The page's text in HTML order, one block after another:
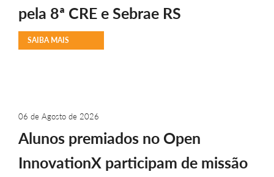
pela 8ª CRE e Sebrae RS
SAIBA MAIS
06 de Agosto de 2026
Alunos premiados no Open
InnovationX participam de missão